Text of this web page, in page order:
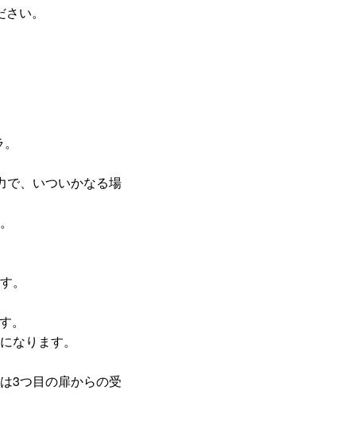
い。
で、いついかなる場
。
。
なります。
3つ目の扉からの受